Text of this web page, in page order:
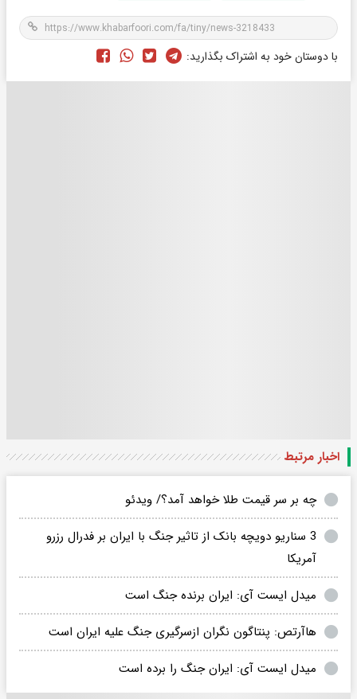
با دوستان خود به اشتراک بگذارید:
اخبار مرتبط
چه بر سر قیمت طلا خواهد آمد؟/ ویدئو
3 سناریو دویچه بانک از تاثیر جنگ با ایران بر فدرال رزرو
آمریکا
میدل ایست آی: ایران برنده جنگ است
هاآرتص: پنتاگون نگران ازسرگیری جنگ علیه ایران است
میدل ایست آی: ایران جنگ را برده است